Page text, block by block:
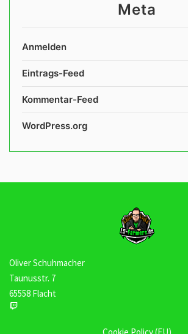
Meta
Anmelden
Eintrags-Feed
Kommentar-Feed
WordPress.org
Oliver Schuhmacher
Taunusstr. 7
65558 Flacht